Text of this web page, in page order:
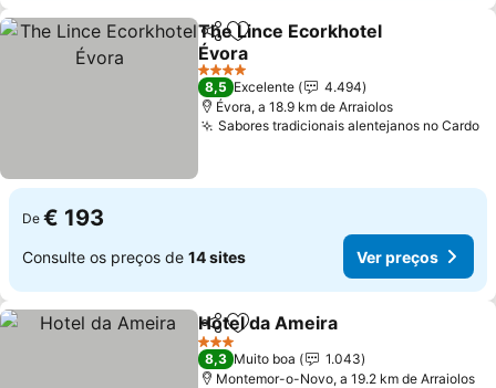
PartilharAdicionar aos favoritos
The Lince Ecorkhotel
Évora
4 Estrelas
8,5 Excelente
4.494
Évora, a 18.9 km de Arraiolos
Sabores tradicionais alentejanos no Cardo
De € 193
Consulte os preços de 14 sites Ver preços
PartilharAdicionar aos favoritos
Hotel da Ameira
3 Estrelas
8,3 Muito boa
1.043
Montemor-o-Novo, a 19.2 km de Arraiolos